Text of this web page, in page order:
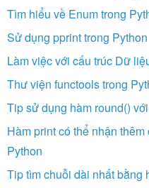
Tìm hiểu về Enum trong
Sử dụng pprint trong Python
Làm việc với cấu trúc Dữ
Thư viện functools trong
Tip sử dụng hàm round()
Hàm print có thể nhận
Python
Tip tìm chuỗi dài nhất bằng